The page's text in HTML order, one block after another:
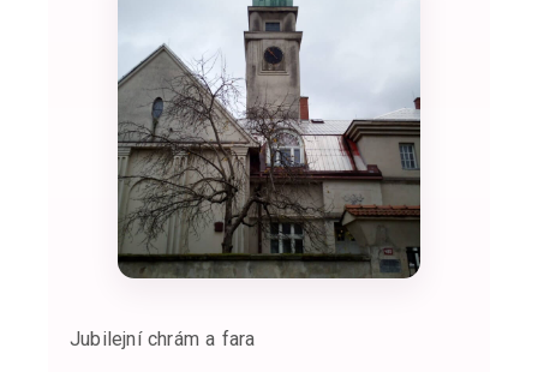
Jubilejní chrám a fara